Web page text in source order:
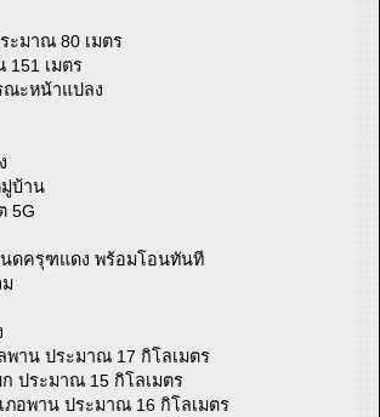
มาณ 80 เมตร
เมตร
ะหน้าแปลง
บ้าน
5G
นดครุฑแดง พร้อมโอนทันที
าน ประมาณ 17 กิโลเมตร
ประมาณ 15 กิโลเมตร
อพาน ประมาณ 16 กิโลเมตร